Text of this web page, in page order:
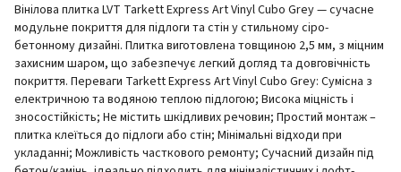
Вінілова плитка LVT Tarkett Express Art Vinyl Cubo Grey — сучасне
модульне покриття для підлоги та стін у стильному сіро-
бетонному дизайні. Плитка виготовлена товщиною 2,5 мм, з міцним
захисним шаром, що забезпечує легкий догляд та довговічність
покриття. Переваги Tarkett Express Art Vinyl Cubo Grey: Сумісна з
електричною та водяною теплою підлогою; Висока міцність і
зносостійкість; Не містить шкідливих речовин; Простий монтаж –
плитка клеїться до підлоги або стін; Мінімальні відходи при
укладанні; Можливість часткового ремонту; Сучасний дизайн під